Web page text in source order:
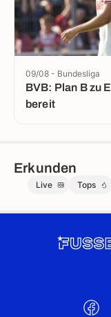
BVB: Plan B zu
bereit
09/08 - Bundesliga
Erkunden
Live Tops